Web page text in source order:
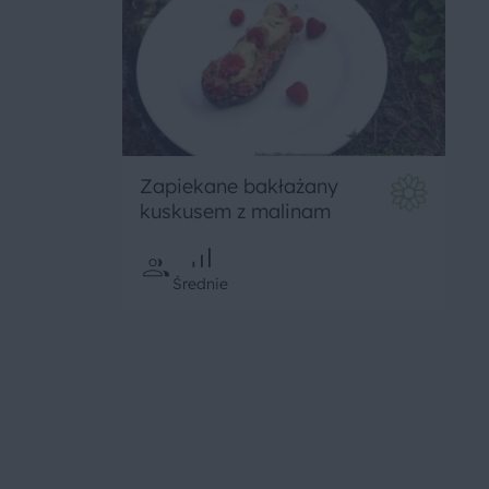
Zapiekane bakłażany
kuskusem z malinam
Średnie